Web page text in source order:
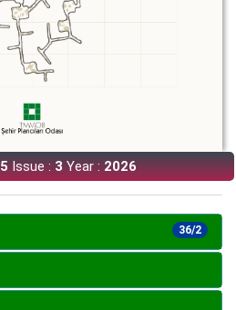
Issue :3Year :2026
36/2